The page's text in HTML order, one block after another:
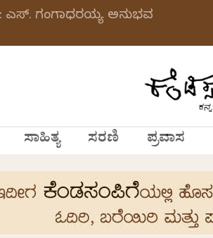
ಎಸ್. ಗಂಗಾಧರಯ್ಯ ಅನುಭವ
ಸಾಹಿತ್ಯ ಸರಣಿ ಪ್ರವಾಸ